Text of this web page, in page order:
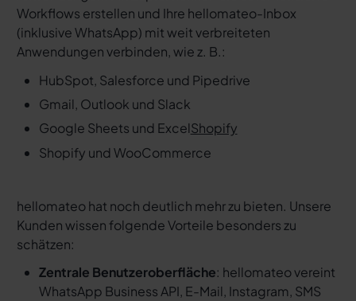
Workflows erstellen und Ihre hellomateo-Inbox
(inklusive WhatsApp) mit weit verbreiteten
Anwendungen verbinden, wie z. B.:
HubSpot, Salesforce und Pipedrive
Gmail, Outlook und Slack
Google Sheets und ExcelShopify
Shopify und WooCommerce
hellomateo hat noch deutlich mehr zu bieten. Unsere
Kunden wissen folgende Vorteile besonders zu
schätzen:
Zentrale Benutzeroberfläche: hellomateo vereint
WhatsApp Business API, E-Mail, Instagram, SMS